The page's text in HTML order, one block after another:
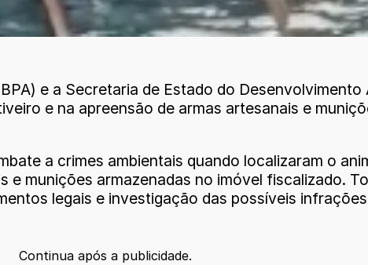
e a Secretaria de Estado do
e na apreensão de armas artesanais e
a crimes ambientais quando localizaram o
munições armazenadas no imóvel fiscalizado.
legais e investigação das possíveis
Continua após a publicidade.